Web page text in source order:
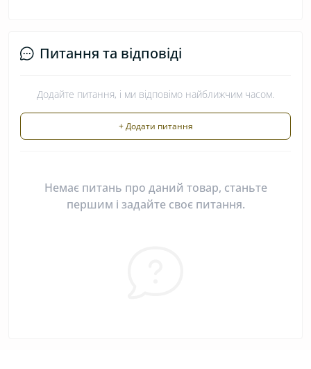
Питання та відповіді
Додайте питання, і ми відповімо найближчим часом.
+ Додати питання
Немає питань про даний товар, станьте
першим і задайте своє питання.